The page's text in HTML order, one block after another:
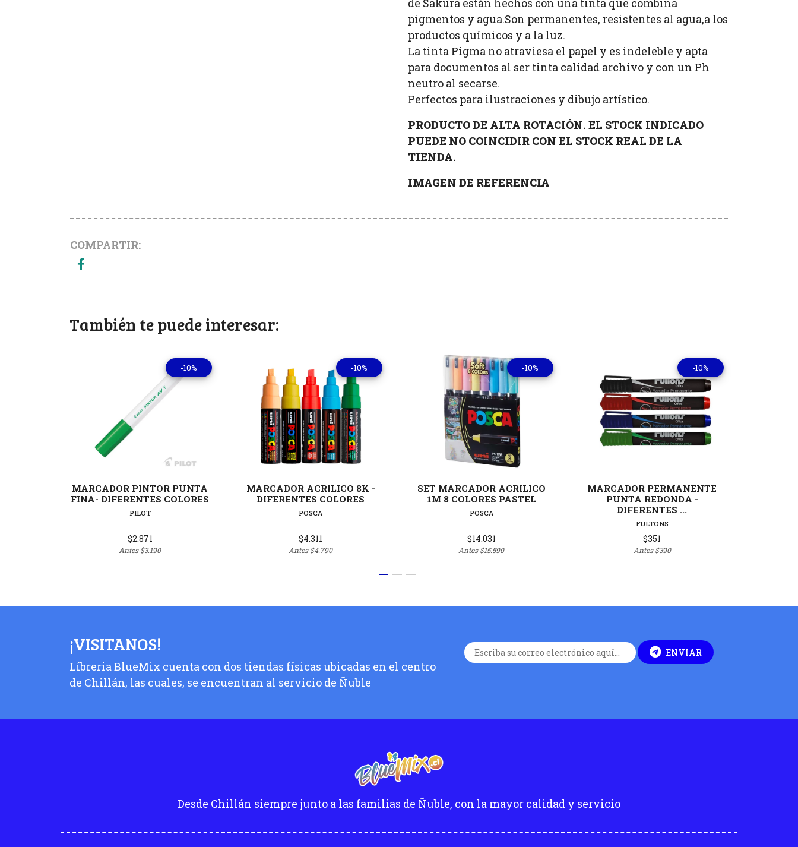
de Sakura están hechos con una tinta que combina
pigmentos y agua.Son permanentes, resistentes al agua,a los
productos químicos y a la luz.
La tinta Pigma no atraviesa el papel y es indeleble y apta
para documentos al ser tinta calidad archivo y con un Ph
neutro al secarse.
Perfectos para ilustraciones y dibujo artístico.
PRODUCTO DE ALTA ROTACIÓN. EL STOCK INDICADO
PUEDE NO COINCIDIR CON EL STOCK REAL DE LA
TIENDA.
IMAGEN DE REFERENCIA
COMPARTIR:
También te puede interesar:
-10%
MARCADOR PINTOR PUNTA
FINA- DIFERENTES COLORES
PILOT
$2.871
Antes$3.190
-10%
MARCADOR ACRILICO 8K -
DIFERENTES COLORES
POSCA
Ver detalles
$4.311
Antes$4.790
-10%
SET MARCADOR ACRILICO
1M 8 COLORES PASTEL
POSCA
Ver detalles
$14.031
Antes$15.590
-10%
MARCADOR PERMANENTE
PUNTA REDONDA -
DIFERENTES ...
FULTONS
$351
Antes$390
¡VISITANOS!
Líbreria BlueMix cuenta con dos tiendas físicas ubicadas en el centro
de Chillán, las cuales, se encuentran al servicio de Ñuble
ENVIAR
Desde Chillán siempre junto a las familias de Ñuble, con la mayor calidad y servicio